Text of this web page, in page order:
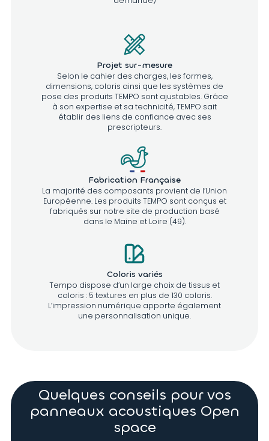
Projet sur-mesure
Selon le cahier des charges, les formes,
dimensions, coloris ainsi que les systèmes de
pose des produits TEMPO sont ajustables. Grâce
à son expertise et sa technicité, TEMPO sait
établir des liens de confiance avec ses
prescripteurs.
Fabrication Française
La majorité des composants provient de l’Union
Européenne. Les produits TEMPO sont conçus et
fabriqués sur notre site de production basé
dans le Maine et Loire (49).
Coloris variés
Tempo dispose d’un large choix de tissus et
coloris : 5 textures en plus de 130 coloris.
L’impression numérique apporte également
une personnalisation unique.
Quelques conseils pour vos
panneaux acoustiques Open
space